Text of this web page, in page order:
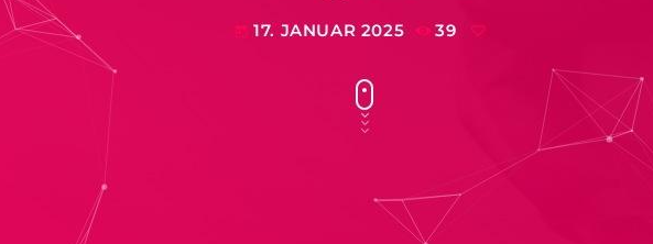
today 17. JANUAR 2025 39